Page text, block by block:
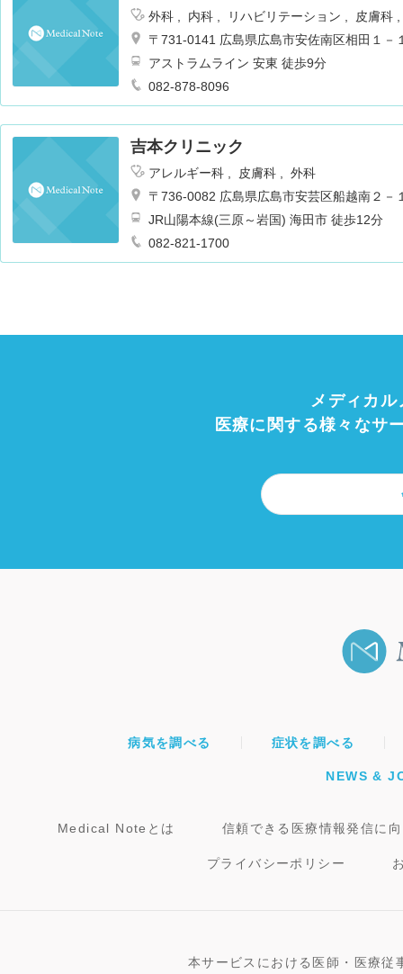
外科 内科 リハビリテーション
皮膚科
〒731-0141 広島県広島市安佐南区相田１－
アストラムライン 安東 徒歩9分
082-878-8096
吉本クリニック
アレルギー科 皮膚科
外科
〒736-0082 広島県広島市安芸区船越南２－
JR山陽本線(三原～岩国) 海田市 徒歩12分
082-821-1700
メディカ
医療に関する様々なサ
病気を調べる 症状を調べる
NEWS &
Medical Noteとは 信頼できる医療情報発信に
プライバシーポリシー
本サービスにおける医師・医療従